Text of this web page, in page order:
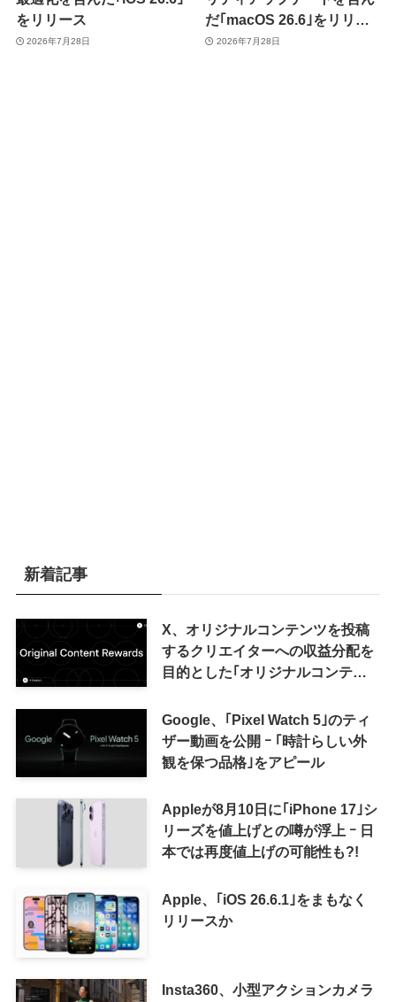
をリリース
2026年7月28日
だ｢macOS 26.6｣をリリー
ス2026年7月28日
新着記事
X、オリジナルコンテンツを投稿
するクリエイターへの収益分配を
目的とした｢オリジナルコンテン
来の｢収益分配｣は廃止
Google、｢Pixel Watch 5｣のティ
ザー動画を公開 ｰ ｢時計らしい外
観を保つ品格｣をアピール
Appleが8月10日に｢iPhone 17｣シ
リーズを値上げとの噂が浮上 ｰ 日
本では再度値上げの可能性も?!
Apple、｢iOS 26.6.1｣をまもなく
リリースか
Insta360、小型アクションカメラ